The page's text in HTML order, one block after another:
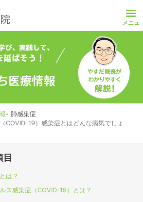
メニュ
TOP
ーネットによる自動予約受付のご案内
見・ご質問（フォーム）
院長紹介
- 肺感染症
COVID-19）感染症とはどんな病気でしょ
目
は？
ス感染症（COVID-19）とは？